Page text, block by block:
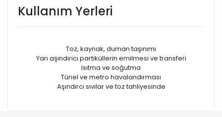
Kullanım Yerleri
Toz, kaynak, duman taşınımı
Yarı aşındırıcı partiküllerin emilmesi ve transferi
Isıtma ve soğutma
Tünel ve metro havalandırması
Aşındırcı sıvılar ve toz tahliyesinde